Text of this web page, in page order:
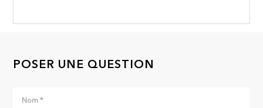
POSER UNE QUESTION